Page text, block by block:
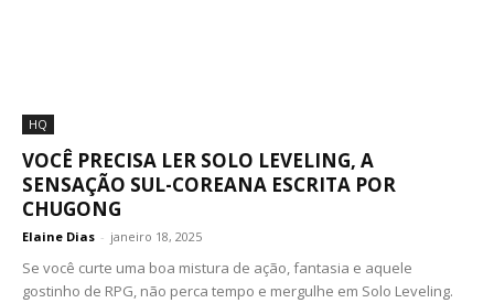
HQ
VOCÊ PRECISA LER SOLO LEVELING, A
SENSAÇÃO SUL-COREANA ESCRITA POR
CHUGONG
Elaine Dias - janeiro 18, 2025
Se você curte uma boa mistura de ação, fantasia e aquele
gostinho de RPG, não perca tempo e mergulhe em Solo Leveling.